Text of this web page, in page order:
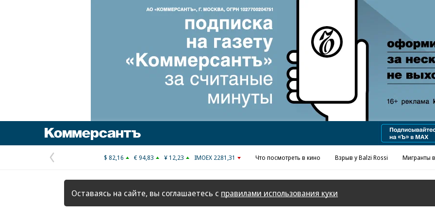
Предыдущая
страница
$ 82,16 € 94,83 ¥ 12,23 IMOEX 2281,31 Что посмотреть в кино Взрыв у Balzi Rossi Мигранты
Оставаясь на сайте, вы соглашаетесь с правилами использования куки